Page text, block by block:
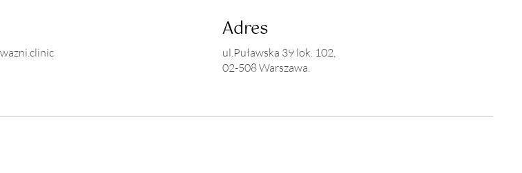
Adres
ul.Puławska 39 lok. 102,
02-508 Warszawa.